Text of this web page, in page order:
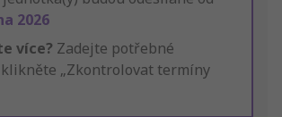
2026
více? Zadejte potřebné
„Zkontrolovat termíny